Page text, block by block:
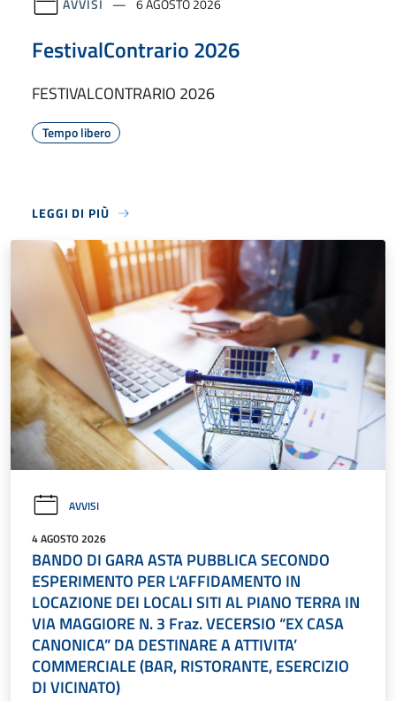
FestivalContrario 2026
FESTIVALCONTRARIO 2026
Tempo libero
LEGGI DI PIÙ
AVVISI
4 AGOSTO 2026
BANDO DI GARA ASTA PUBBLICA SECONDO
ESPERIMENTO PER L’AFFIDAMENTO IN
LOCAZIONE DEI LOCALI SITI AL PIANO TERRA IN
VIA MAGGIORE N. 3 Fraz. VECERSIO “EX CASA
CANONICA” DA DESTINARE A ATTIVITA’
COMMERCIALE (BAR, RISTORANTE, ESERCIZIO
DI VICINATO)